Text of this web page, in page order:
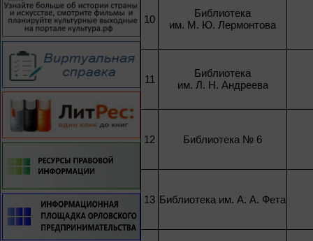
10
Библиотека
им. М. Ю. Лермонтова
11
Библиотека
им. Л. Н. Андреева
12 Библиотека № 6
13 Библиотека им. А. А. Фета